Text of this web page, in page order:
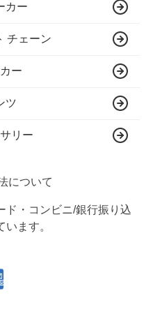
カー
チェーン
ー
ツ
リー
について
ド・コンビニ/銀行振り込
ます。